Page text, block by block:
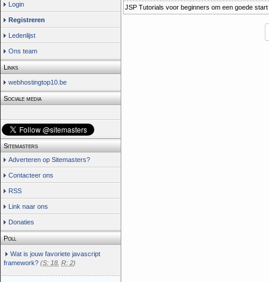
Login
Registreren
Ledenlijst
Ons team
Links
webhostingtop10.be
Sociale media
Sitemasters
Adverteren op Sitemasters?
Contacteer ons
RSS
Link naar ons
Donaties
Poll
Wat is jouw favoriete javascript
framework? (S: 18 R: 2)
JSP Tutorials voor beginners om een goede